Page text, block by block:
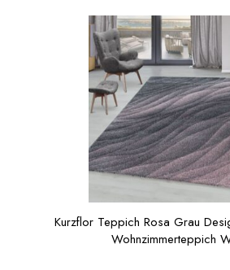
Kurzflor Teppich Rosa Grau
Wohnzimmerteppich